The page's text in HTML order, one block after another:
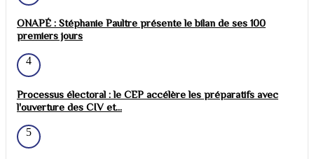
ONAPÉ : Stéphanie Paultre présente le bilan de ses 100
premiers jours
4
Processus électoral : le CEP accélère les préparatifs avec
l'ouverture des CIV et...
5